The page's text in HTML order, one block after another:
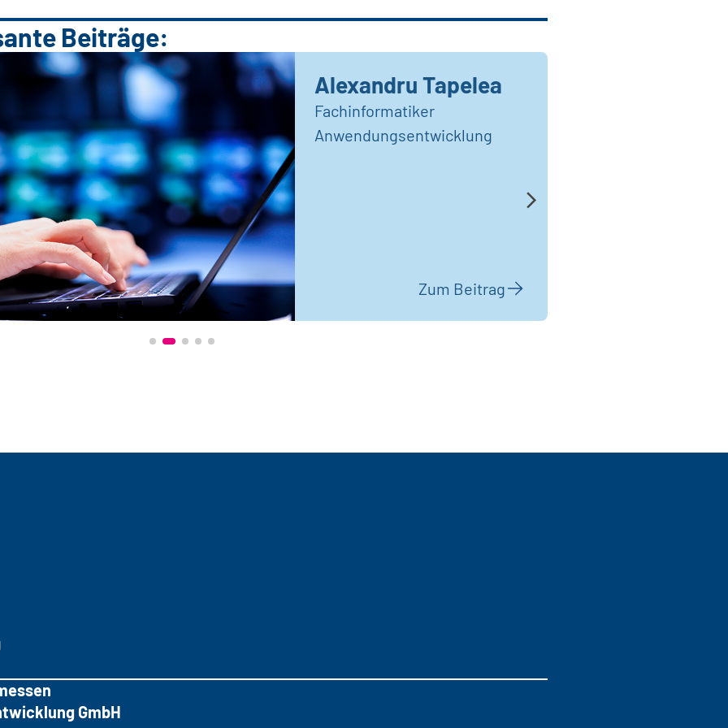
Beiträge:
Alexandru Tapelea
Fachinformatiker
Anwendungsentwicklung
Zum Beitrag
GmbH